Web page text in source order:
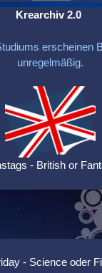
Krearchiv 2.0
erscheinen
unregelmäßig.
- British or
- Science oder